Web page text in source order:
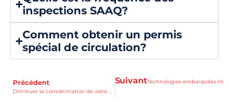
inspections SAAQ?
Comment obtenir un permis
spécial de circulation?
Précédent SuivantTechnologies embarquées